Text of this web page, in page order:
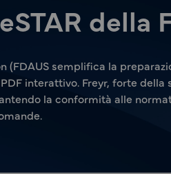
della
(FDAUS semplifica la
interattivo. Freyr, forte
la conformità alle